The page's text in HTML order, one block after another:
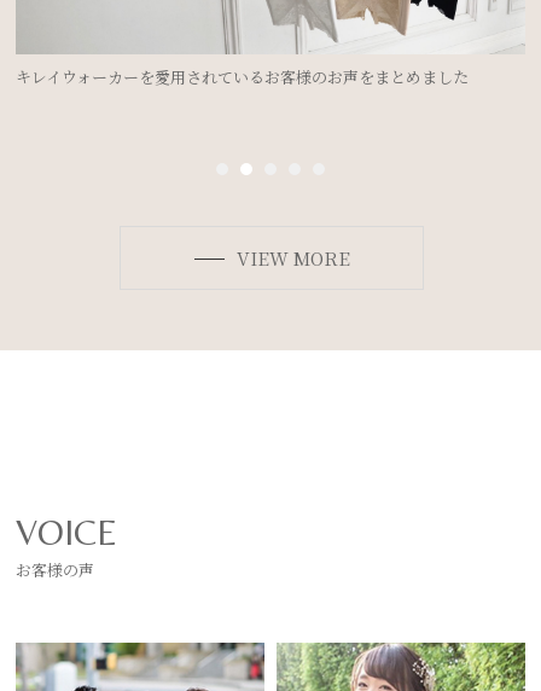
ドレスを着るのにブライダルインナーは必要？②＜ドレスのデザイン別
VIEW MORE
VOICE
お客様の声